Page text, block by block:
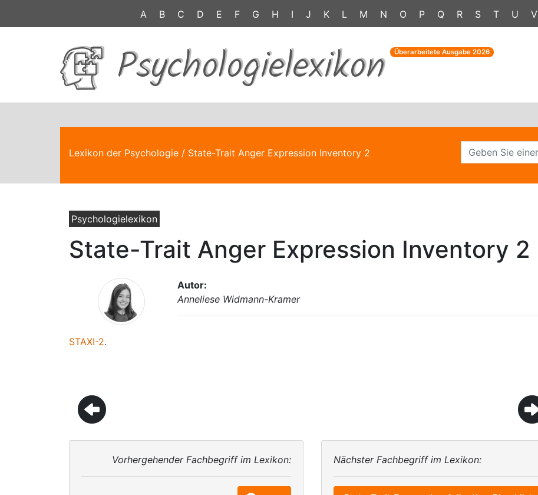
A B C D E F G H I J K L M N O P Q R S T U V
Psychologielexikon Überarbeitete Ausgabe 2026
Lexikon der Psychologie / State-Trait Anger Expression Inventory 2
Psychologielexikon
State-Trait Anger Expression Inventory 2
Autor:
Anneliese Widmann-Kramer
STAXI-2.
Vorhergehender Fachbegriff im Lexikon: Nächster Fachbegriff im Lexikon: